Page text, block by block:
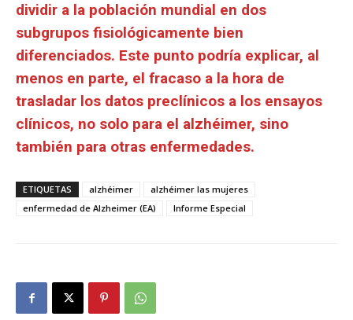
dividir a la población mundial en dos
subgrupos fisiológicamente bien
diferenciados. Este punto podría explicar, al
menos en parte, el fracaso a la hora de
trasladar los datos preclínicos a los ensayos
clínicos, no solo para el alzhéimer, sino
también para otras enfermedades.
ETIQUETAS alzhéimer
alzhéimer las mujeres
enfermedad de Alzheimer (EA)
Informe Especial